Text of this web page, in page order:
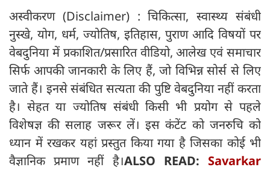
अस्वीकरण (Disclaimer) : चिकित्सा, स्वास्थ्य संबंधी
नुस्खे, योग, धर्म, ज्योतिष, इतिहास, पुराण आदि विषयों पर
वेबदुनिया में प्रकाशित/प्रसारित वीडियो, आलेख एवं समाचार
सिर्फ आपकी जानकारी के लिए हैं, जो विभिन्न सोर्स से लिए
जाते हैं। इनसे संबंधित सत्यता की पुष्टि वेबदुनिया नहीं करता
है। सेहत या ज्योतिष संबंधी किसी भी प्रयोग से पहले
विशेषज्ञ की सलाह जरूर लें। इस कंटेंट को जनरुचि को
ध्यान में रखकर यहां प्रस्तुत किया गया है जिसका कोई भी
वैज्ञानिक प्रमाण नहीं है।ALSO READ: Savarkar